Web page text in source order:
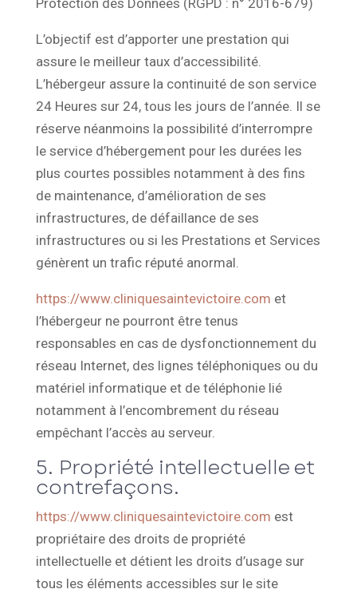
Protection des Données (RGPD : n° 2016-679)
L’objectif est d’apporter une prestation qui
assure le meilleur taux d’accessibilité.
L’hébergeur assure la continuité de son service
24 Heures sur 24, tous les jours de l’année. Il se
réserve néanmoins la possibilité d’interrompre
le service d’hébergement pour les durées les
plus courtes possibles notamment à des fins
de maintenance, d’amélioration de ses
infrastructures, de défaillance de ses
infrastructures ou si les Prestations et Services
génèrent un trafic réputé anormal.
https://www.cliniquesaintevictoire.com et
l’hébergeur ne pourront être tenus
responsables en cas de dysfonctionnement du
réseau Internet, des lignes téléphoniques ou du
matériel informatique et de téléphonie lié
notamment à l’encombrement du réseau
empêchant l’accès au serveur.
5. Propriété intellectuelle et
contrefaçons.
https://www.cliniquesaintevictoire.com est
propriétaire des droits de propriété
intellectuelle et détient les droits d’usage sur
tous les éléments accessibles sur le site